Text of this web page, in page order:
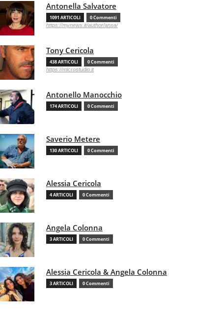
Antonella Salvatore
1091 ARTICOLI 0 Commenti
https://mynews.it/author/ansa/
Tony Cericola
438 ARTICOLI 0 Commenti
https://microstudio.it
Antonello Manocchio
174 ARTICOLI 0 Commenti
Saverio Metere
130 ARTICOLI 0 Commenti
Alessia Cericola
4 ARTICOLI 0 Commenti
Angela Colonna
3 ARTICOLI 0 Commenti
Alessia Cericola & Angela Colonna
3 ARTICOLI 0 Commenti